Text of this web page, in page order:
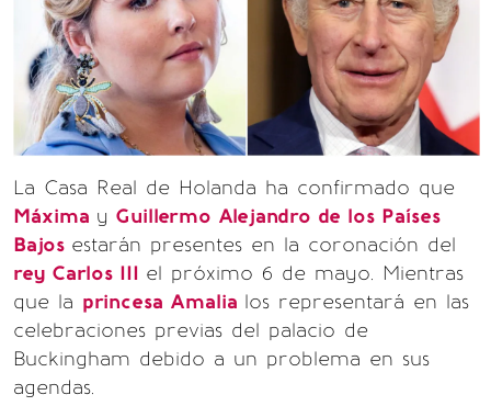
La Casa Real de Holanda ha confirmado que
Máxima y Guillermo Alejandro de los Países
Bajos estarán presentes en la coronación del
rey Carlos III el próximo 6 de mayo. Mientras
que la princesa Amalia los representará en las
celebraciones previas del palacio de
Buckingham debido a un problema en sus
agendas.